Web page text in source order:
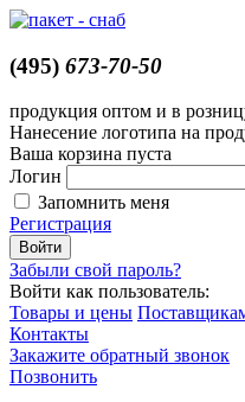
(495) 673-70-50
продукция оптом и в
Нанесение логотипа на
Ваша корзина пуста
Логин
Запомнить меня
Регистрация
Забыли свой пароль?
Войти как пользователь:
Товары и цены
Контакты
Закажите обратный звонок
Позвонить